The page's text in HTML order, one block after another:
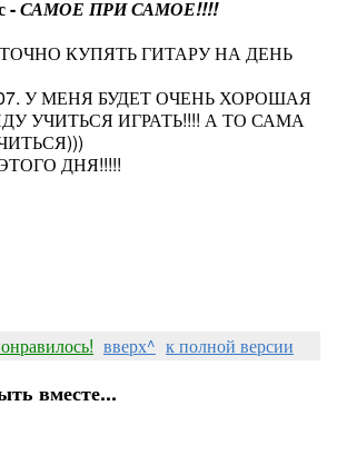
-САМОЕ ПРИ САМОЕ!!!!
КУПЯТЬ ГИТАРУ НА ДЕНЬ
У МЕНЯ БУДЕТ ОЧЕНЬ ХОРОШАЯ
УЧИТЬСЯ ИГРАТЬ!!!! А ТО САМА
ДНЯ!!!!!
вверх^ к полной версии
вместе...